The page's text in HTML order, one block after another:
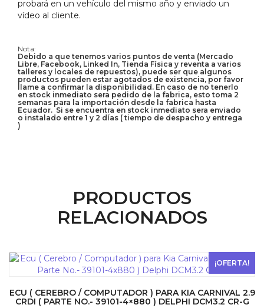
probará en un vehículo del mismo año y enviado un
vídeo al cliente.
Nota:
Debido a que tenemos varios puntos de venta (Mercado
Libre, Facebook, Linked In, Tienda Física y reventa a varios
talleres y locales de repuestos), puede ser que algunos
productos pueden estar agotados de existencia, por favor
llame a confirmar la disponibilidad. En caso de no tenerlo
en stock inmediato sera pedido de la fabrica, esto toma 2
semanas para la importación desde la fabrica hasta
Ecuador. Si se encuentra en stock inmediato sera enviado
o instalado entre 1 y 2 días ( tiempo de despacho y entrega
)
PRODUCTOS
RELACIONADOS
¡OFERTA!
ECU ( CEREBRO / COMPUTADOR ) PARA KIA CARNIVAL 2.9
CRDI ( PARTE NO.- 39101-4×880 ) DELPHI DCM3.2 CR-G